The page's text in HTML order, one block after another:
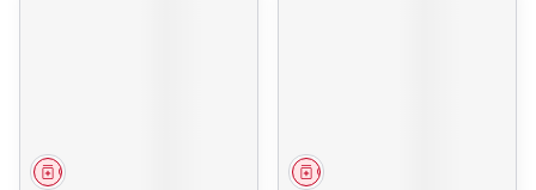
Geneesmiddel Geneesmiddel